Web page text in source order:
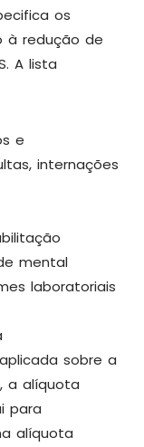
os
à redução de
A lista
e
internações
mental
laboratoriais
sobre a
a alíquota
para
alíquota